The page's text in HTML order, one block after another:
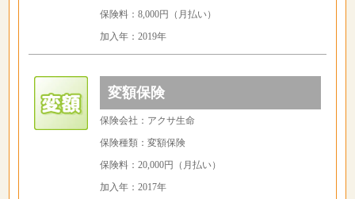
保険料：8,000円（月払い）
加入年：2019年
変額保険
保険会社：アクサ生命
保険種類：変額保険
保険料：20,000円（月払い）
加入年：2017年